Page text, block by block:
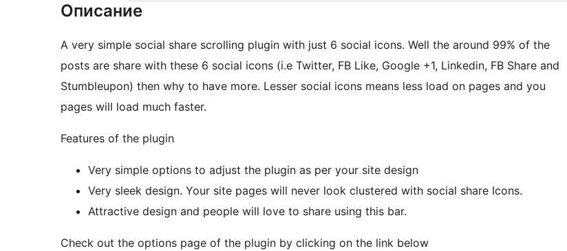
Описание
A very simple social share scrolling plugin with just 6 social icons. Well the around 99% of the
posts are share with these 6 social icons (i.e Twitter, FB Like, Google +1, Linkedin, FB Share and
Stumbleupon) then why to have more. Lesser social icons means less load on pages and you
pages will load much faster.
Features of the plugin
Very simple options to adjust the plugin as per your site design
Very sleek design. Your site pages will never look clustered with social share Icons.
Attractive design and people will love to share using this bar.
Check out the options page of the plugin by clicking on the link below